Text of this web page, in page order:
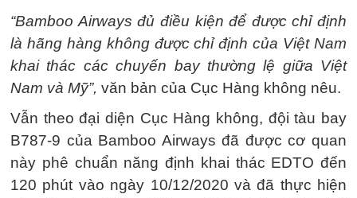
“Bamboo Airways đủ điều kiện để được chỉ định
là hãng hàng không được chỉ định của Việt Nam
khai thác các chuyến bay thường lệ giữa Việt
Nam và Mỹ”, văn bản của Cục Hàng không nêu.
Vẫn theo đại diện Cục Hàng không, đội tàu bay
B787-9 của Bamboo Airways đã được cơ quan
này phê chuẩn năng định khai thác EDTO đến
120 phút vào ngày 10/12/2020 và đã thực hiện